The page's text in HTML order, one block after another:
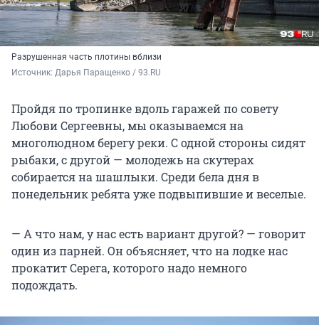
Разрушенная часть плотины вблизи
Источник: Дарья Паращенко / 93.RU
Пройдя по тропинке вдоль гаражей по совету
Любови Сергеевны, мы оказываемся на
многолюдном берегу реки. С одной стороны сидят
рыбаки, с другой — молодежь на скутерах
собирается на шашлыки. Среди бела дня в
понедельник ребята уже подвыпившие и веселые.
— А что нам, у нас есть вариант другой? — говорит
один из парней. Он объясняет, что на лодке нас
прокатит Серега, которого надо немного
подождать.